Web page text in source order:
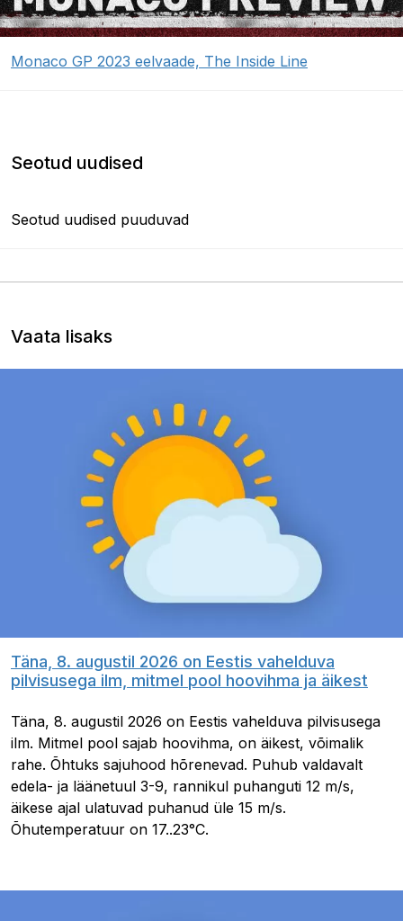
Monaco GP 2023 eelvaade, The Inside Line
Seotud uudised
Seotud uudised puuduvad
Vaata lisaks
Täna, 8. augustil 2026 on Eestis vahelduva
pilvisusega ilm, mitmel pool hoovihma ja äikest
Täna, 8. augustil 2026 on Eestis vahelduva pilvisusega
ilm. Mitmel pool sajab hoovihma, on äikest, võimalik
rahe. Õhtuks sajuhood hõrenevad. Puhub valdavalt
edela- ja läänetuul 3-9, rannikul puhanguti 12 m/s,
äikese ajal ulatuvad puhanud üle 15 m/s.
Õhutemperatuur on 17..23°C.